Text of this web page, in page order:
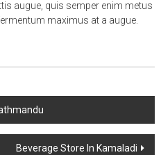
augue, quis semper enim metus
maximus at a augue.
Beverage Store In Kamaladi